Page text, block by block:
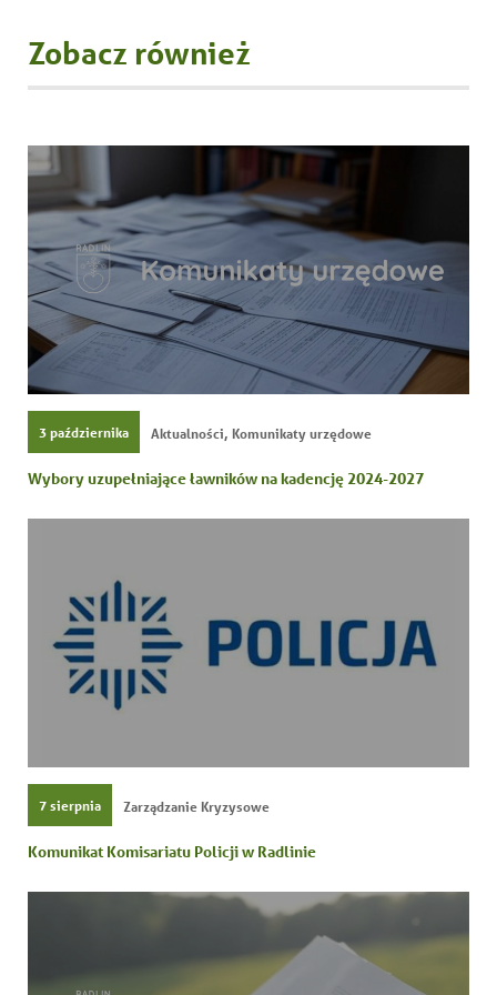
Zobacz również
3 października Aktualności, Komunikaty urzędowe
Wybory uzupełniające ławników na kadencję 2024-2027
7 sierpnia Zarządzanie Kryzysowe
Komunikat Komisariatu Policji w Radlinie